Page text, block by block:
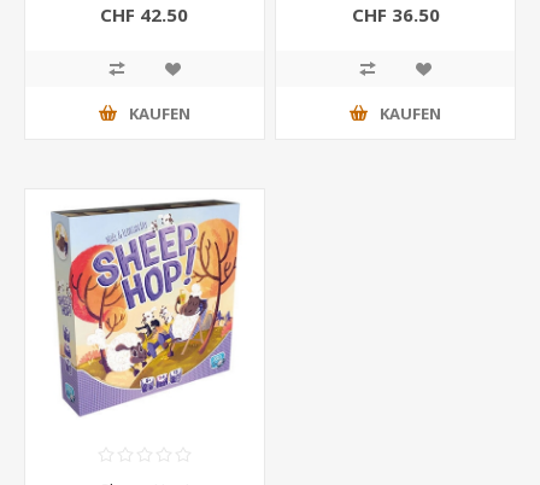
CHF 42.50
KAUFEN
CHF 36.50
KAUFEN